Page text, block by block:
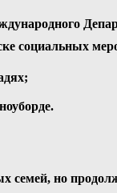
социальных
но